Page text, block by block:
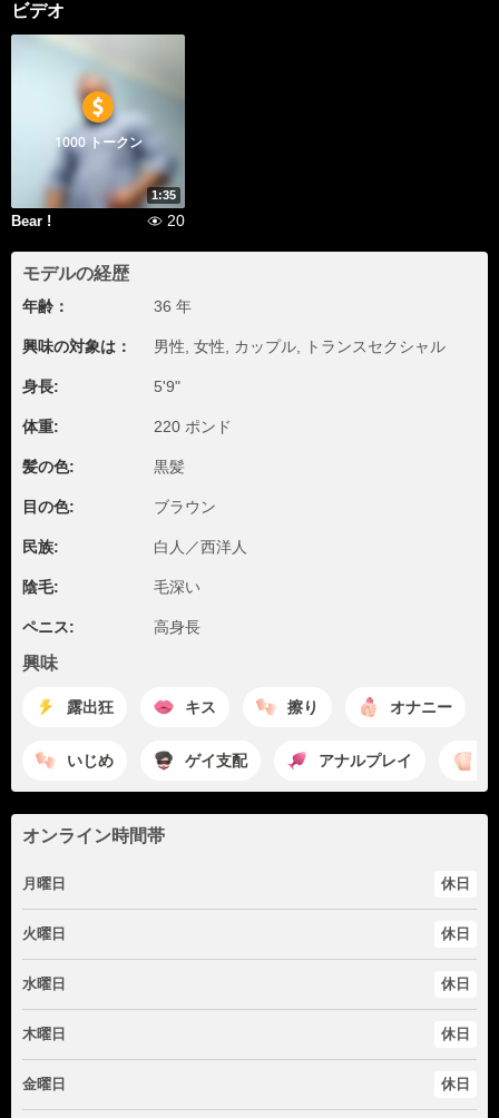
ビデオ
1:35
1000 トークン
Bear ! 20
モデルの経歴
年齢： 36 年
興味の対象は： 男性, 女性, カップル, トランスセクシャル
身長: 5'9"
体重: 220 ポンド
髪の色: 黒髪
目の色: ブラウン
民族: 白人／西洋人
陰毛: 毛深い
ペニス: 高身長
興味
露出狂 キス 擦り オナニー
いじめ ゲイ支配 アナルプレイ
オンライン時間帯
月曜日 休日
火曜日 休日
水曜日 休日
木曜日 休日
金曜日 休日